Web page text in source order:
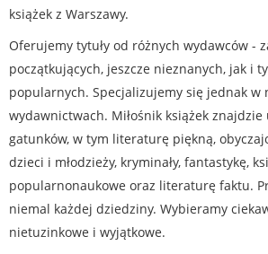
książek z Warszawy.
Oferujemy tytuły od różnych wydawców -
początkujących, jeszcze nieznanych, jak i
popularnych. Specjalizujemy się jednak w
wydawnictwach. Miłośnik książek
gatunków, w tym literaturę piękną,
dzieci i młodzieży, kryminały, fantastykę,
popularnonaukowe oraz literaturę faktu.
niemal każdej dziedziny. Wybieramy
nietuzinkowe i wyjątkowe.